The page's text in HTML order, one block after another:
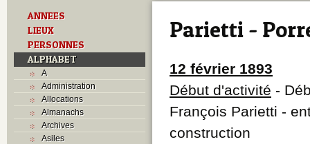
ANNEES
LIEUX
PERSONNES
ALPHABET
A
Administration
Allocations
Almanachs
Archives
Asiles
Parietti -
12 février 1893
Début d'activité -
François Parietti -
construction